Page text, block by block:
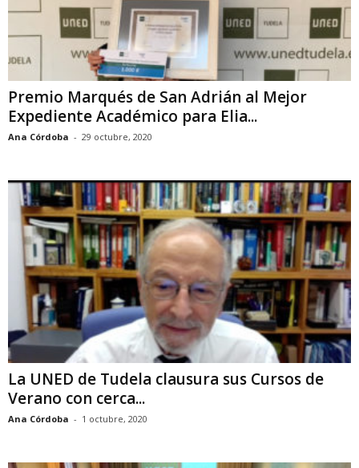
Premio Marqués de San Adrián al Mejor
Expediente Académico para Elia...
Ana Córdoba - 29 octubre, 2020
La UNED de Tudela clausura sus Cursos de
Verano con cerca...
Ana Córdoba - 1 octubre, 2020